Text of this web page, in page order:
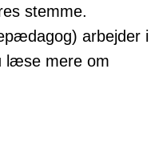
stemme.
arbejder i
læse mere om